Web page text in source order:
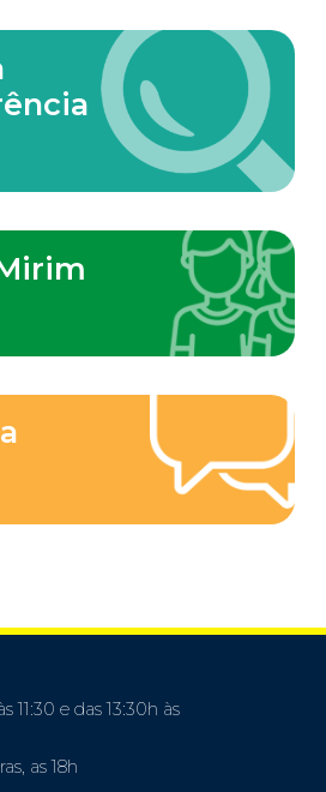
11:30 e das 13:30h às
as 18h